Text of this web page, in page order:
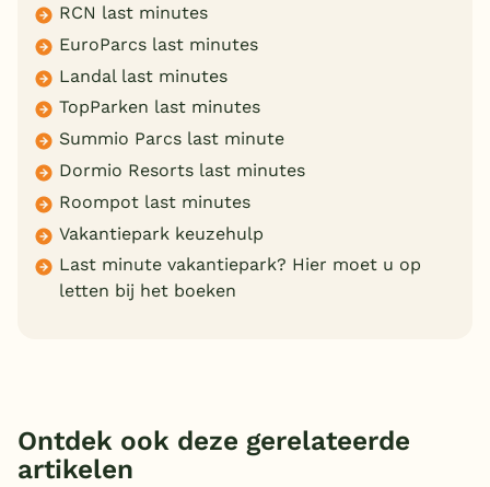
RCN last minutes
EuroParcs last minutes
Landal last minutes
TopParken last minutes
Summio Parcs last minute
Dormio Resorts last minutes
Roompot last minutes
Vakantiepark keuzehulp
Last minute vakantiepark? Hier moet u op
letten bij het boeken
Ontdek ook deze gerelateerde
artikelen